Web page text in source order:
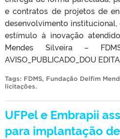
e contratos de projetos de
desenvolvimento
estímulo à inovação
Mendes Silveira –
AVISO_PUBLICADO_DOU
Tags: FDMS, Fundação Delfim
licitações.
UFPel e Embrapii
para implantação